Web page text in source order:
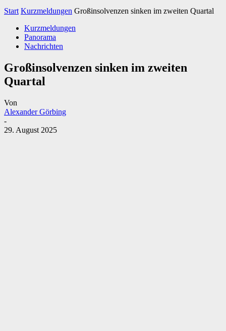
Start Kurzmeldungen Großinsolvenzen sinken im zweiten Quartal
Kurzmeldungen
Panorama
Nachrichten
Großinsolvenzen sinken im zweiten
Quartal
Von
Alexander Görbing
-
29. August 2025